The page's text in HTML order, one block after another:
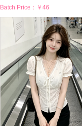
Batch Price： ￥46